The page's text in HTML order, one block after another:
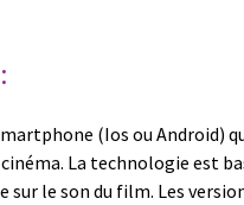
(Ios ou Android)
La technologie est
le son du film. Les